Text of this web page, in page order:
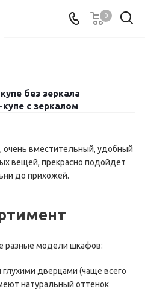
0
без зеркала
с зеркалом
вместительный, удобный
вещей, прекрасно подойдет
до прихожей.
разные модели шкафов:
дверцами (чаще всего
натуральный оттенок